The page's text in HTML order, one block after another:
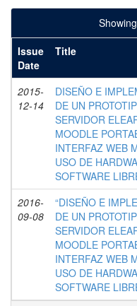
Issue
Date
Title
2015-
12-14
DISEÑO E
DE UN
SERVIDOR
MOODLE
INTERFAZ WEB
USO DE
SOFTWARE
2016-
09-08
“DISEÑO E
DE UN
SERVIDOR
MOODLE
INTERFAZ WEB
USO DE
SOFTWARE